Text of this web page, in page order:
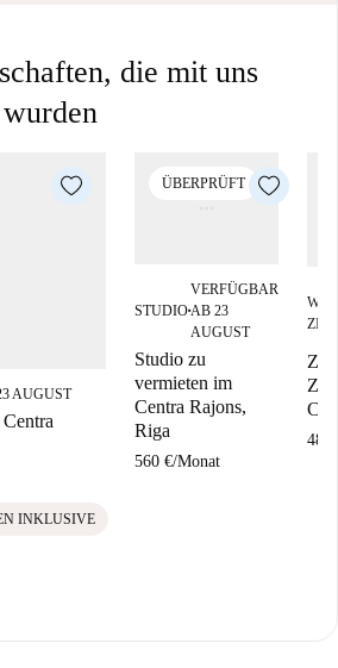
die mit uns
AUGUST
INKLUSIVE
ÜBERPRÜFT
STUDIO■
VERFÜGBAR
AB 23
AUGUST
Studio zu
vermieten im
Centra Rajons,
Riga
560 €/Monat
WG-
480